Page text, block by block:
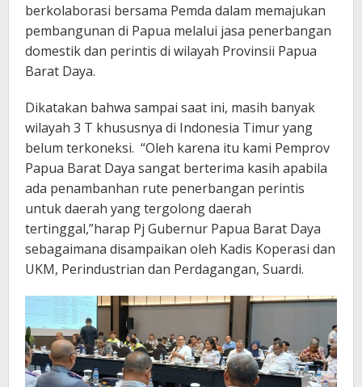
berkolaborasi bersama Pemda dalam memajukan
pembangunan di Papua melalui jasa penerbangan
domestik dan perintis di wilayah Provinsii Papua
Barat Daya.
Dikatakan bahwa sampai saat ini, masih banyak
wilayah 3 T khususnya di Indonesia Timur yang
belum terkoneksi. “Oleh karena itu kami Pemprov
Papua Barat Daya sangat berterima kasih apabila
ada penambanhan rute penerbangan perintis
untuk daerah yang tergolong daerah
tertinggal,”harap Pj Gubernur Papua Barat Daya
sebagaimana disampaikan oleh Kadis Koperasi dan
UKM, Perindustrian dan Perdagangan, Suardi.